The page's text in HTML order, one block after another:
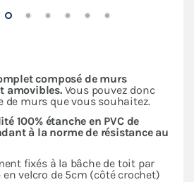
composé de murs
amovibles. Vous pouvez donc
de murs que vous souhaitez.
100% étanche en PVC de
à la norme de résistance au
fixés à la bâche de toit par
en velcro de 5cm (côté crochet)